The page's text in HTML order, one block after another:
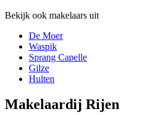
Bekijk ook makelaars uit
De Moer
Waspik
Sprang Capelle
Gilze
Hulten
Makelaardij Rijen